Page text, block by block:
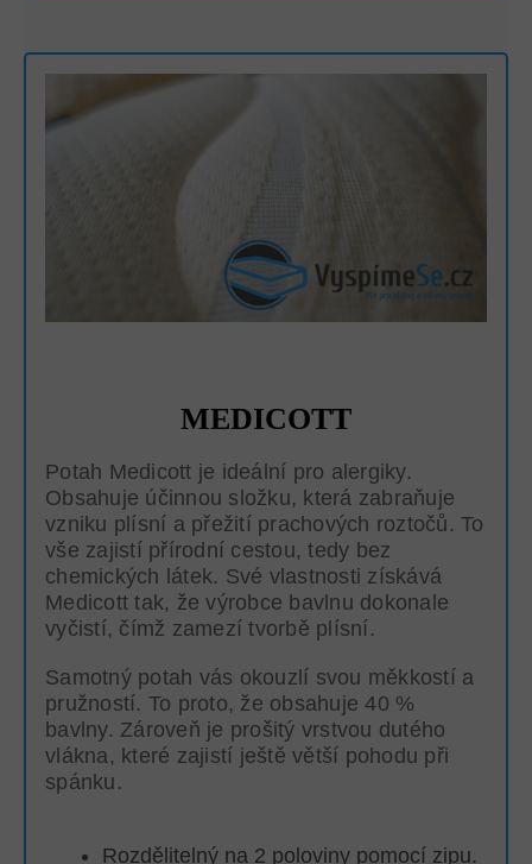
MEDICOTT
Potah Medicott je ideální pro alergiky.
Obsahuje účinnou složku, která zabraňuje
vzniku plísní a přežití prachových roztočů. To
vše zajistí přírodní cestou, tedy bez
chemických látek. Své vlastnosti získává
Medicott tak, že výrobce bavlnu dokonale
vyčistí, čímž zamezí tvorbě plísní.
Samotný potah vás okouzlí svou měkkostí a
pružností. To proto, že obsahuje 40 %
bavlny. Zároveň je prošitý vrstvou dutého
vlákna, které zajistí ještě větší pohodu při
spánku.
Rozdělitelný na 2 poloviny pomocí zipu.